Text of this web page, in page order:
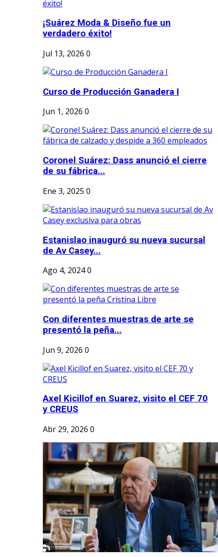
¡Suárez Moda & Diseño fue un
verdadero éxito!
Jul 13, 2026 0
Curso de Producción Ganadera I
Jun 1, 2026 0
Coronel Suárez: Dass anunció el cierre
de su fábrica...
Ene 3, 2025 0
Estanislao inauguró su nueva sucursal
de Av Casey...
Ago 4, 20240
Con diferentes muestras de arte se
presentó la peña...
Jun 9, 2026 0
Axel Kicillof en Suarez, visito el CEF 70
y CREUS
Abr 29, 2026 0